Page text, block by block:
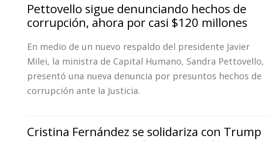
Pettovello sigue denunciando hechos de
corrupción, ahora por casi $120 millones
En medio de un nuevo respaldo del presidente Javier
Milei, la ministra de Capital Humano, Sandra Pettovello,
presentó una nueva denuncia por presuntos hechos de
corrupción ante la Justicia.
Cristina Fernández se solidariza con Trump